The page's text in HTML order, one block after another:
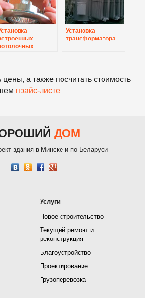
Установка
трансформатора
а также посчитать стоимость
прайс-листе
ДОМ
здания в Минске и по Беларуси
Услуги
Новое строительство
Текущий ремонт и
реконструкция
Благоустройство
Проектирование
Грузоперевозка